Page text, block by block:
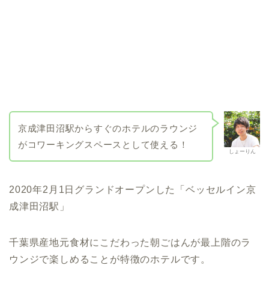
しょーりん
京成津田沼駅からすぐのホテルのラウンジ
がコワーキングスペースとして使える！
2020年2月1日グランドオープンした「ベッセルイン京
成津田沼駅」
千葉県産地元食材にこだわった朝ごはんが最上階のラ
ウンジで楽しめることが特徴のホテルです。